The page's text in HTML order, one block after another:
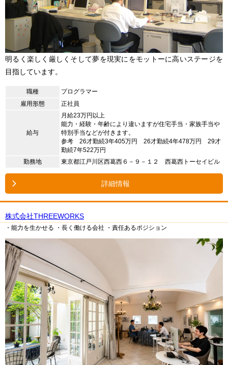
明るく楽しく厳しくそして夢を現実にをモットーに高いステージを
目指しています。
職種
プログラマー
雇用形態
正社員
給与
月給23万円以上
能力・経験・年齢により違いますが住宅手当・家族手当や
特別手当などが付きます。
参考 26才勤続3年405万円 26才勤続4年478万円 29才
勤続7年522万円
勤務地
東京都江戸川区西葛西６－９－１２ 西葛西トーセイビル
詳細情報
株式会社THREEWORKS
・能力を生かせる ・長く働ける会社 ・責任あるポジション